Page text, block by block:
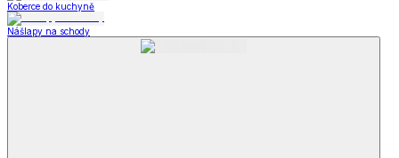
Koberce do kuchyně
Nášlapy na schody